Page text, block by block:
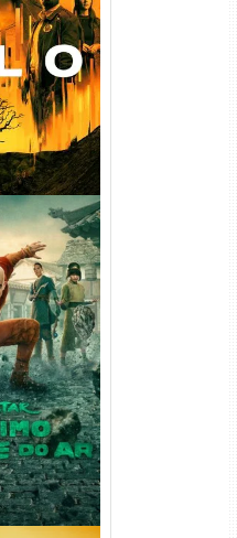
Torrent
DL
Dual Áudio
Mestre do
Torrent
1080p Dual